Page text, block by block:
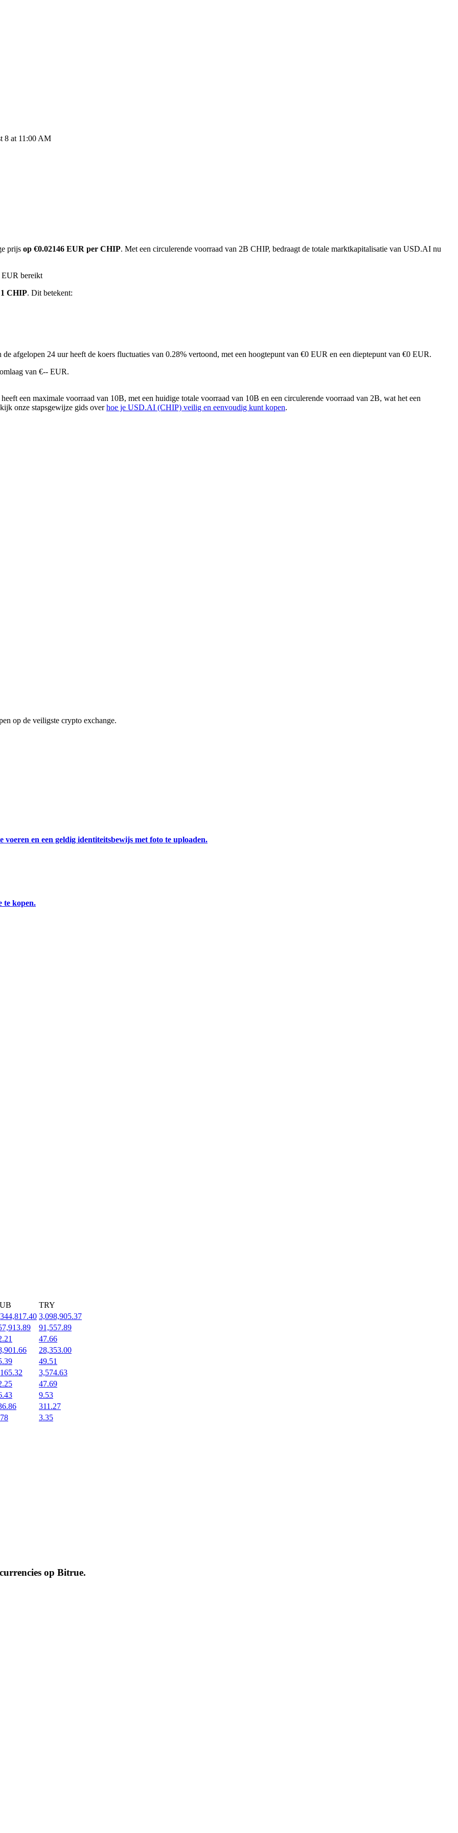
8 at 11:00 AM
prijs op €0.02146 EUR per CHIP. Met een circulerende voorraad van 2B CHIP, bedraagt de totale marktkapitalisatie van USD.AI nu
EUR bereikt
CHIP. Dit betekent:
de afgelopen 24 uur heeft de koers fluctuaties van 0.28% vertoond, met een hoogtepunt van €0 EUR en een dieptepunt van €0 EUR.
van €-- EUR.
een maximale voorraad van 10B, met een huidige totale voorraad van 10B en een circulerende voorraad van 2B, wat het een
onze stapsgewijze gids overhoe je USD.AI (CHIP) veilig en eenvoudig kunt kopen.
op de veiligste crypto exchange.
en een geldig identiteitsbewijs met foto te uploaden.
te kopen.
TRY
3,098,905.37
91,557.89
47.66
28,353.00
49.51
3,574.63
47.69
9.53
311.27
3.35
op Bitrue.